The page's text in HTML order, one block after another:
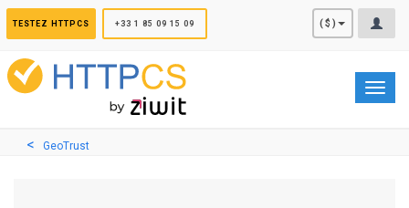
TESTEZ HTTPCS +33 1 85 09 15 09 ($)
GeoTrust
Panneau de gestion des cookies